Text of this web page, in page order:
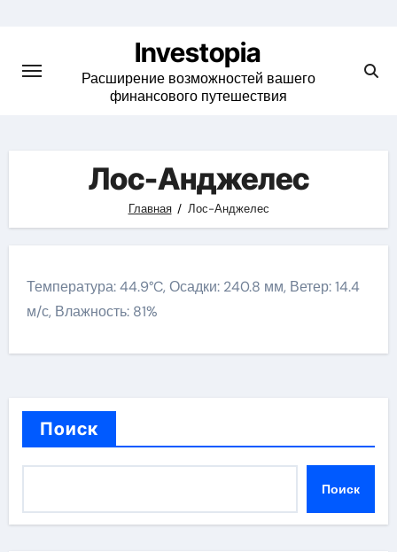
content
Investopia
Расширение возможностей вашего
финансового путешествия
Лос-Анджелес
Главная Лос-Анджелес
Температура: 44.9°C, Осадки: 240.8 мм, Ветер: 14.4
м/с, Влажность: 81%
Поиск
Поиск